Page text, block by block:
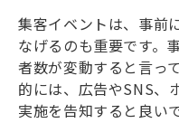
集客イベントは、事前
なげるのも重要です。
者数が変動すると言っ
的には、広告やSNS、
実施を告知すると良い